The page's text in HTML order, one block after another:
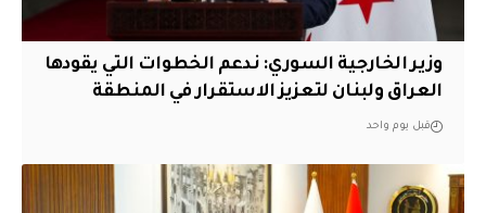
وزير الخارجية السوري: ندعم الخطوات التي يقودها
العراق ولبنان لتعزيز الاستقرار في المنطقة
قبل يوم واحد